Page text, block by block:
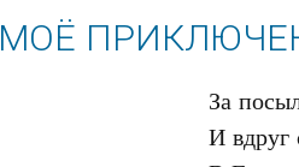
МОЁ
За
И вдруг